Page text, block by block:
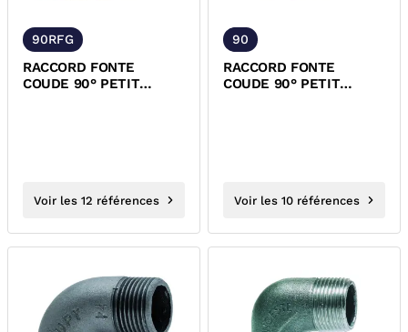
90RFG
RACCORD FONTE
COUDE 90° PETIT
Voir les 12 références
90
RACCORD FONTE
COUDE 90° PETIT
Voir les 10 références